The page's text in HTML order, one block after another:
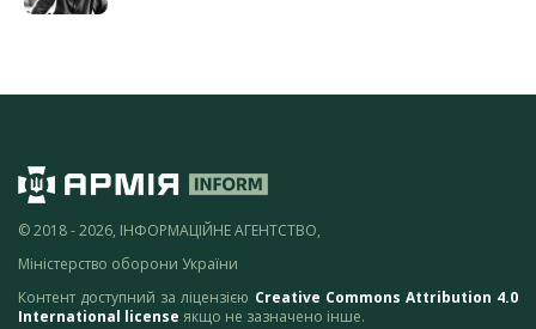
© 2018 - 2026, ІНФОРМАЦІЙНЕ АГЕНТСТВО,
Міністерство оборони України
Контент доступний за ліцензією Creative Commons Attribution 4.0
International license якщо не зазначено інше.